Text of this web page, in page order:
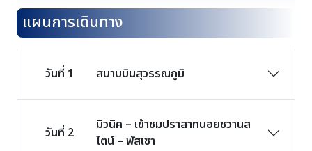
แผนการเดินทาง
วันที่ 1 สนามบินสุวรรณภูมิ
วันที่ 2
มิวนิค – เข้าชมปราสาทนอยชวานส
ไตน์ – พัสเซา